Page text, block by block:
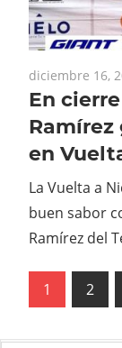
diciembre 16,
En
Ramírez
en
La Vuelta a
buen sabor
Ramírez del
1 2